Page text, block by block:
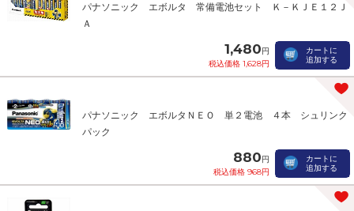
パナソニック エボルタ 常備電池セット Ｋ－ＫＪＥ１２Ｊ
Ａ
1,480円
税込価格 1,628円
カートに
追加する
パナソニック エボルタＮＥＯ 単２電池 ４本 シュリンク
パック
880円
税込価格 968円
カートに
追加する